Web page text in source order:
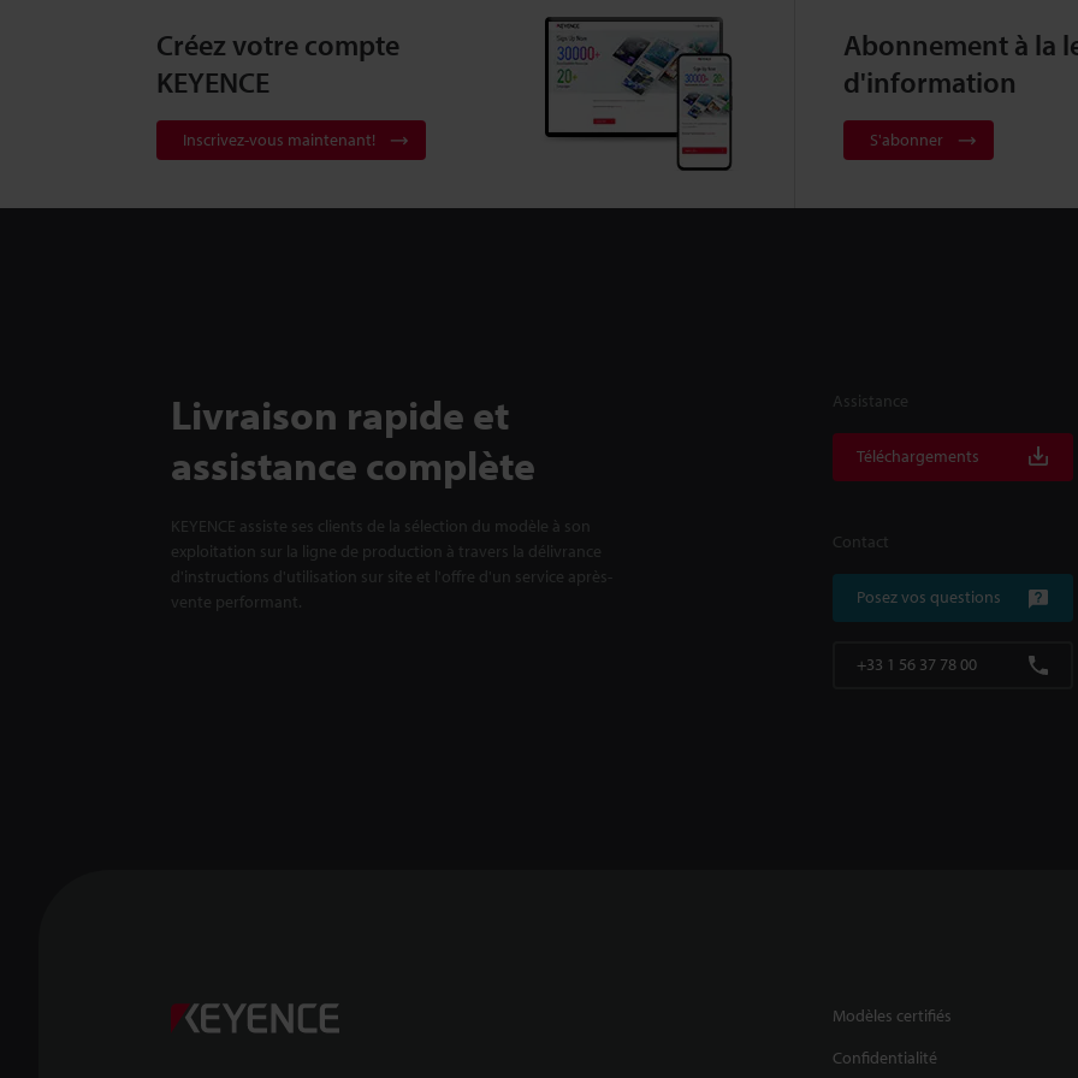
Créez votre compte
KEYENCE
Inscrivez-vous maintenant!
Abonnement à la
d'information
S'abonner
Livraison rapide et
assistance complète
KEYENCE assiste ses clients de la sélection du modèle à son
exploitation sur la ligne de production à travers la délivrance
d'instructions d'utilisation sur site et l'offre d'un service après-
vente performant.
Assistance
Téléchargements
Contact
Posez vos questions
+33 1 56 37 78 00
Modèles certifiés
Confidentialité